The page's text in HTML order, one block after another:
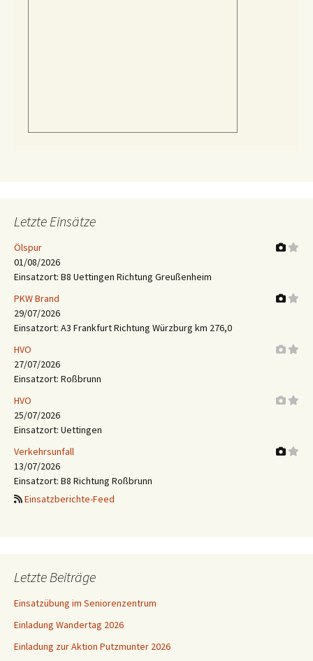
Letzte Einsätze
Ölspur
01/08/2026
Einsatzort: B8 Uettingen Richtung Greußenheim
PKW Brand
29/07/2026
Einsatzort: A3 Frankfurt Richtung Würzburg km 276,0
HVO
27/07/2026
Einsatzort: Roßbrunn
HVO
25/07/2026
Einsatzort: Uettingen
Verkehrsunfall
13/07/2026
Einsatzort: B8 Richtung Roßbrunn
Einsatzberichte-Feed
Letzte Beiträge
Einsatzübung im Seniorenzentrum
Einladung Wandertag 2026
Einladung zur Aktion Putzmunter 2026